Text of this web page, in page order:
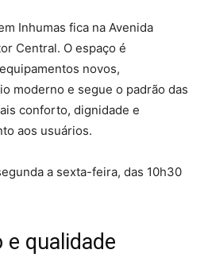
Inhumas fica na Avenida
Central. O espaço é
novos,
moderno e segue o padrão das
conforto, dignidade e
aos usuários.
a sexta-feira, das 10h30
qualidade